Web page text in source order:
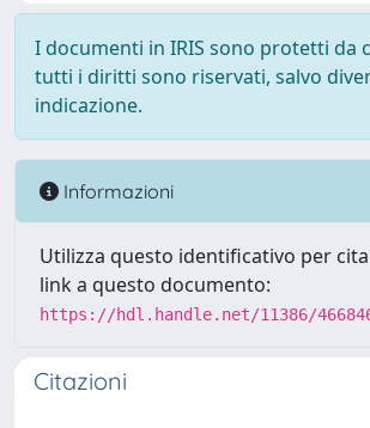
I documenti in IRIS sono protetti da
tutti i diritti sono riservati, salvo
indicazione.
Informazioni
Utilizza questo identificativo per
link a questo documento:
https://hdl.handle.net/11386/
Citazioni